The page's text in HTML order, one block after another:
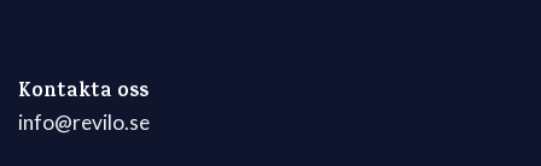
Kontakta oss
info@revilo.se